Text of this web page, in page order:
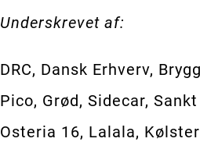
Underskrevet af:
DRC, Dansk Erhverv,
Pico, Grød, Sidecar,
Osteria 16, Lalala,